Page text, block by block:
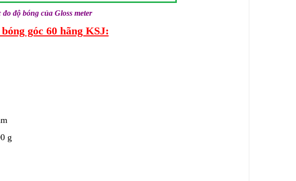
của Gloss meter
góc 60 hãng KSJ:
g